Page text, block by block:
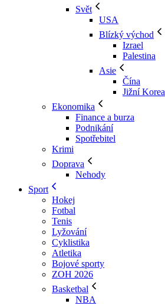
Svět
USA
Blízký východ
Izrael
Palestina
Asie
Čína
Jižní Korea
Ekonomika
Finance a burza
Podnikání
Spotřebitel
Krimi
Doprava
Nehody
Sport
Hokej
Fotbal
Tenis
Lyžování
Cyklistika
Atletika
Bojové sporty
ZOH 2026
Basketbal
NBA